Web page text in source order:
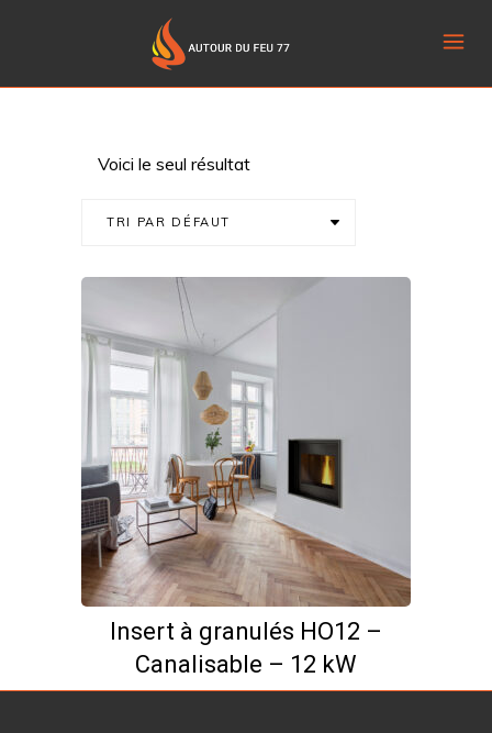
Voici le seul résultat
TRI PAR DÉFAUT
Ce
produit
a
Insert à granulés HO12 –
Canalisable – 12 kW